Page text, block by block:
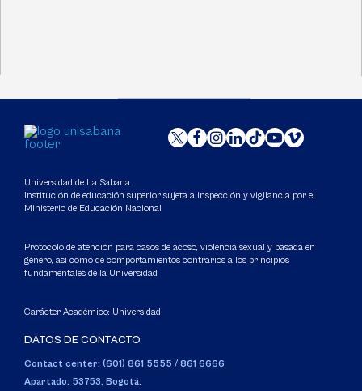
Universidad de La Sabana
Institución de educación superior sujeta a inspección y vigilancia por el
Ministerio de Educación Nacional
Protocolo de atención para casos de acoso, violencia sexual y basada en
género, así como de comportamientos contrarios a los principios
fundamentales de la Universidad
Carácter Académico: Universidad
DATOS DE CONTACTO
Contact center: (601) 861 5555 / 861 6666
Apartado: 53753, Bogotá.